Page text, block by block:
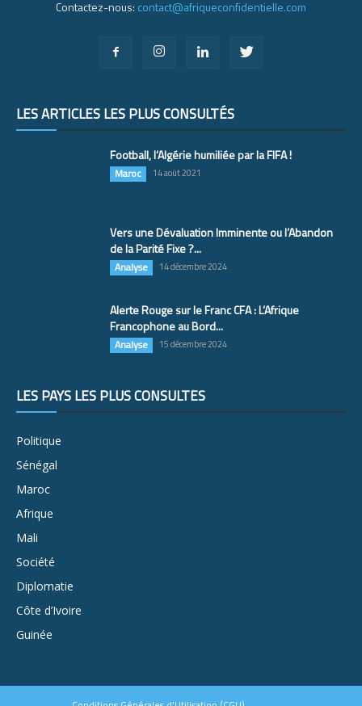
Contactez-nous: contact@afriqueconfidentielle.com
LES ARTICLES LES PLUS CONSULTÉS
Football, l’Algérie humiliée par la FIFA !
Maroc 14 août 2021
Vers une Dévaluation Imminente ou l’Abandon
de la Parité Fixe ?...
Analyse 14 décembre 2024
Alerte Rouge sur le Franc CFA : L’Afrique
Francophone au Bord...
Analyse 15 décembre 2024
LES PAYS LES PLUS CONSULTÉS
Politique
Sénégal
Maroc
Afrique
Mali
Société
Diplomatie
Côte d’Ivoire
Guinée